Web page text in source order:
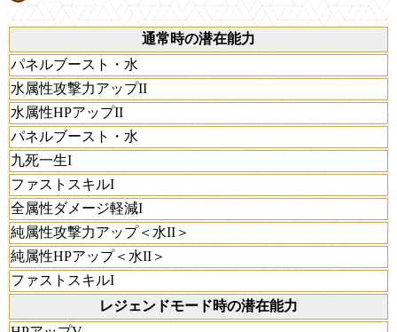
通常時の潜在能力
パネルブースト・水
水属性攻撃力アップII
水属性HPアップII
パネルブースト・水
九死一生I
ファストスキルI
全属性ダメージ軽減I
純属性攻撃力アップ＜水II＞
純属性HPアップ＜水II＞
ファストスキルI
レジェンドモード時の潜在能力